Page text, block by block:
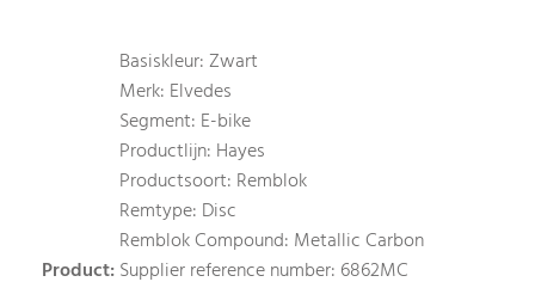
Product:
Basiskleur: Zwart
Merk: Elvedes
Segment: E-bike
Productlijn: Hayes
Productsoort: Remblok
Remtype: Disc
Remblok Compound: Metallic Carbon
Supplier reference number: 6862MC